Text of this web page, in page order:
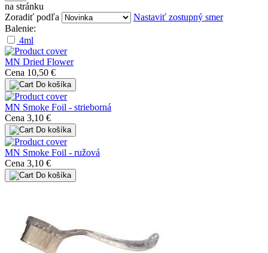
na stránku
Zoradiť podľa
Nastaviť zostupný smer
Balenie:
4ml
MN Dried Flower
Cena 10,50 €
Do košíka
MN Smoke Foil - strieborná
Cena 3,10 €
Do košíka
MN Smoke Foil - ružová
Cena 3,10 €
Do košíka